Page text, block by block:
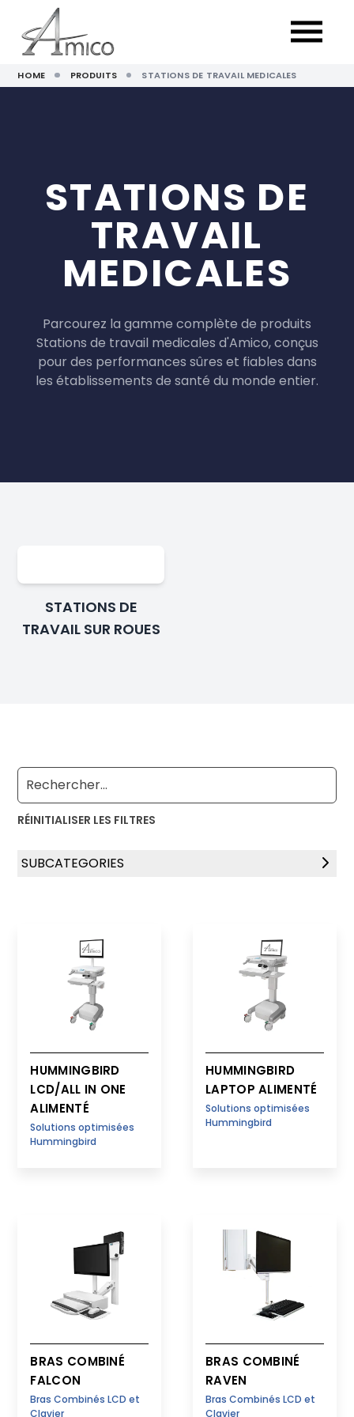
HOME PRODUITS STATIONS DE TRAVAIL MEDICALES
STATIONS DE
TRAVAIL
MEDICALES
Parcourez la gamme complète de produits
Stations de travail medicales d'Amico, conçus
pour des performances sûres et fiables dans
les établissements de santé du monde entier.
STATIONS DE
TRAVAIL SUR ROUES
RÉINITIALISER LES FILTRES
SUBCATEGORIES
HUMMINGBIRD
LCD/ALL IN ONE
ALIMENTÉ
Solutions optimisées
Hummingbird
HUMMINGBIRD
LAPTOP ALIMENTÉ
Solutions optimisées
Hummingbird
BRAS COMBINÉ
FALCON
Bras Combinés LCD et
Clavier
BRAS COMBINÉ
RAVEN
Bras Combinés LCD et
Clavier